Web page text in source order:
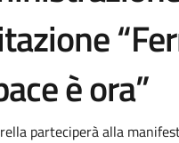
è ora”
parteciperà alla